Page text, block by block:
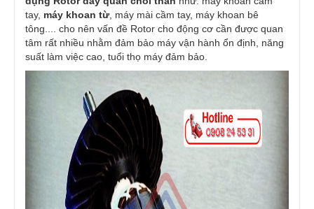
tay, máy khoan từ, máy mài cầm tay, máy khoan bê
tông.... cho nên vấn đề Rotor cho động cơ cần được quan
tâm rất nhiều nhằm đảm bảo máy vận hành ổn định, năng
suất làm việc cao, tuổi thọ máy đảm bảo.